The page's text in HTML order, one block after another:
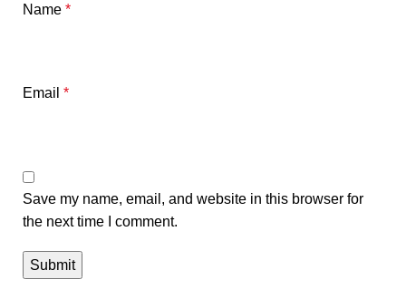
Name *
Email *
Save my name, email, and website in this browser for
the next time I comment.